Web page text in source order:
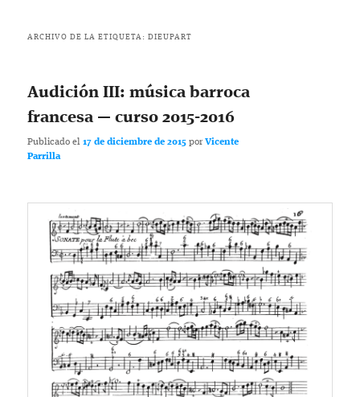
ARCHIVO DE LA ETIQUETA:DIEUPART
Audición III: música barroca
francesa — curso 2015-2016
Publicado el17 de diciembre de 2015 porVicente
Parrilla